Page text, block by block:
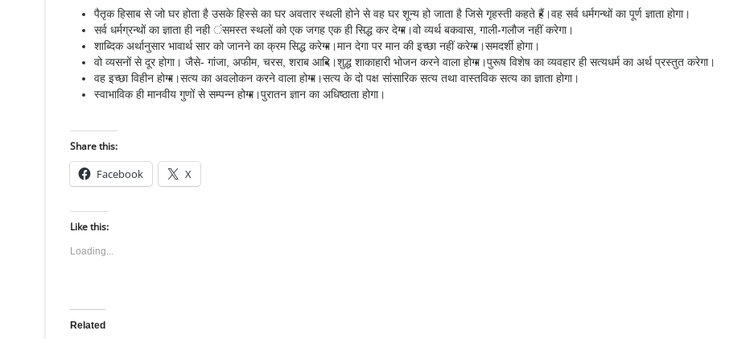
पैतृक हिसाब से जो घर होता है उसके हिस्से का घर अवतार स्थली होने से वह घर शून्य हो जाता है जिसे गृहस्ती कहते हैं।वह सर्व धर्मगन्थों का पूर्ण ज्ञाता होगा।
सर्व धर्मग्रन्थों का ज्ञाता ही नही ंसमस्त स्थलों को एक जगह एक ही सिद्ध कर देगा।वो व्यर्थ बकवास, गाली-गलौज नहीं करेगा।
शाब्दिक अर्थानुसार भावार्थ सार को जानने का क्रम सिद्ध करेगा।मान देगा पर मान की इच्छा नहीं करेगा।समदर्शी होगा।
वो व्यसनों से दूर होगा। जैसे- गांजा, अफीम, चरस, शराब आदि।शुद्ध शाकाहारी भोजन करने वाला होगा।पुरूष विशेष का व्यवहार ही सत्यधर्म का अर्थ प्रस्तुत करेगा।
वह इच्छा विहीन होगा।सत्य का अवलोकन करने वाला होगा।सत्य के दो पक्ष सांसारिक सत्य तथा वास्तविक सत्य का ज्ञाता होगा।
स्वाभाविक ही मानवीय गुणों से सम्पन्न होगा।पुरातन ज्ञान का अधिष्ठाता होगा।
Share this:
Facebook X
Like this:
Loading...
Related